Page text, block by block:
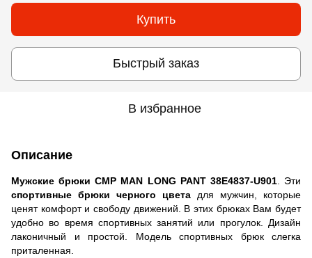
Купить
Быстрый заказ
В избранное
Описание
Мужские брюки CMP MAN LONG PANT 38E4837-U901. Эти
спортивные брюки черного цвета для мужчин, которые
ценят комфорт и свободу движений. В этих брюках Вам будет
удобно во время спортивных занятий или прогулок. Дизайн
лаконичный и простой. Модель спортивных брюк слегка
приталенная.